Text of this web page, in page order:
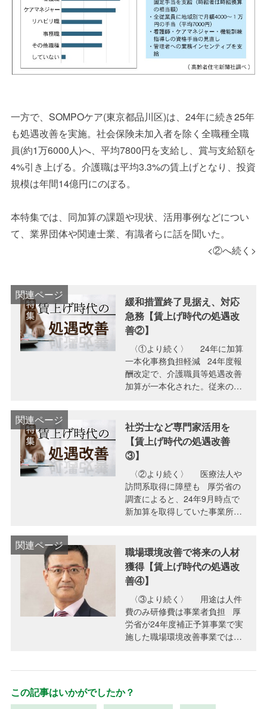
一方で、 SOMPOケア(東京都品川区)は、 24年に続き25年
も処遇改善を実施。社会保険未加入者を除く全職種全職
員(約1万6000人)へ、平均7800円を支給し、賞与支給額を
4%引き上げる。介護職は平均3.3%の賃上げとなり、投資
規模は年間14億円にのぼる。
本特集では、同加算の課題や現状、活用事例などについ
て、業界団体や関連士業、有識者らに話を聞いた。
<②へ続く>
緩和措置終了見据え、対応
急務【賃上げ時代の処遇改
善②】
〈①より続く〉 24年に加算
一本化事務負担軽減 24年度報
酬改定で、介護職員等処遇改善
加算が一本化された。従来の処
社労士など専門家活用を
【賃上げ時代の処遇改善
③】
〈②より続く〉 医療法人や
訪問系取得に障壁も 厚労省の
調査によると、24年9月時点で
新加算を取得していた事業所は
職場環境改善で将来の人材
獲得【賃上げ時代の処遇改
善④】
〈③より続く〉 用途は人件
費のみ研修費は事業者負担 厚
労省が24年度補正予算事業で実
施した職場環境改善事業では、
この記事はいかがでしたか？